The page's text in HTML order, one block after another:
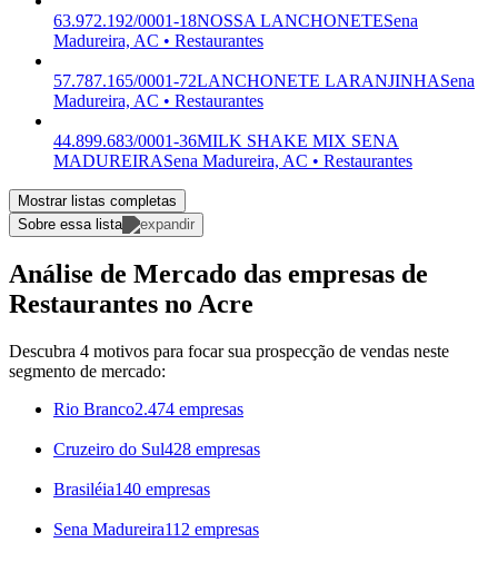
63.972.192/0001-18NOSSA LANCHONETESena
Madureira, AC • Restaurantes
57.787.165/0001-72LANCHONETE LARANJINHASena
Madureira, AC • Restaurantes
44.899.683/0001-36MILK SHAKE MIX SENA
MADUREIRASena Madureira, AC • Restaurantes
Mostrar listas completas
Sobre essa lista
Análise de Mercado das empresas de
Restaurantes no Acre
Descubra 4 motivos para focar sua prospecção de vendas neste
segmento de mercado:
Rio Branco2.474 empresas
Cruzeiro do Sul428 empresas
Brasiléia140 empresas
Sena Madureira112 empresas